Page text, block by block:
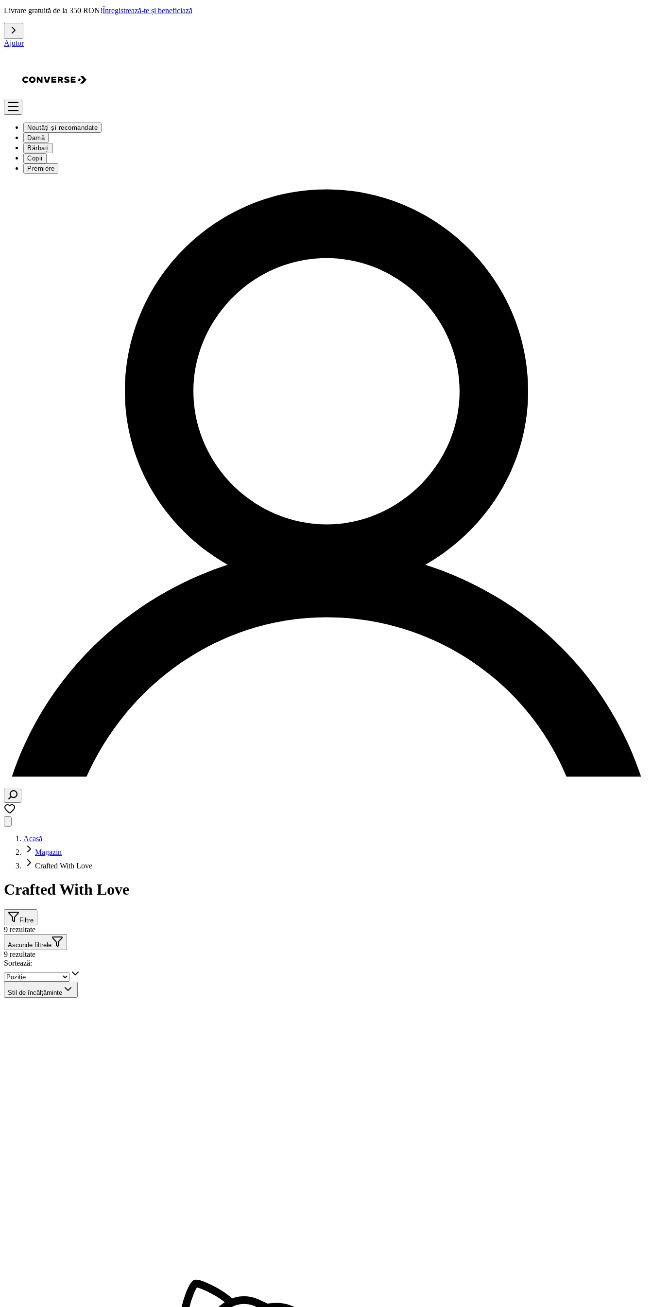
Livrare gratuită de la 350 RON!Înregistrează-te și beneficiază
Ajutor
Noutăți și recomandate
Damă
Bărbați
Copii
Premiere
Acasă
Magazin
Crafted With Love
Crafted With Love
Filtre
9 rezultate
Ascunde filtrele
9 rezultate
Sortează:
Stil de încălțăminte